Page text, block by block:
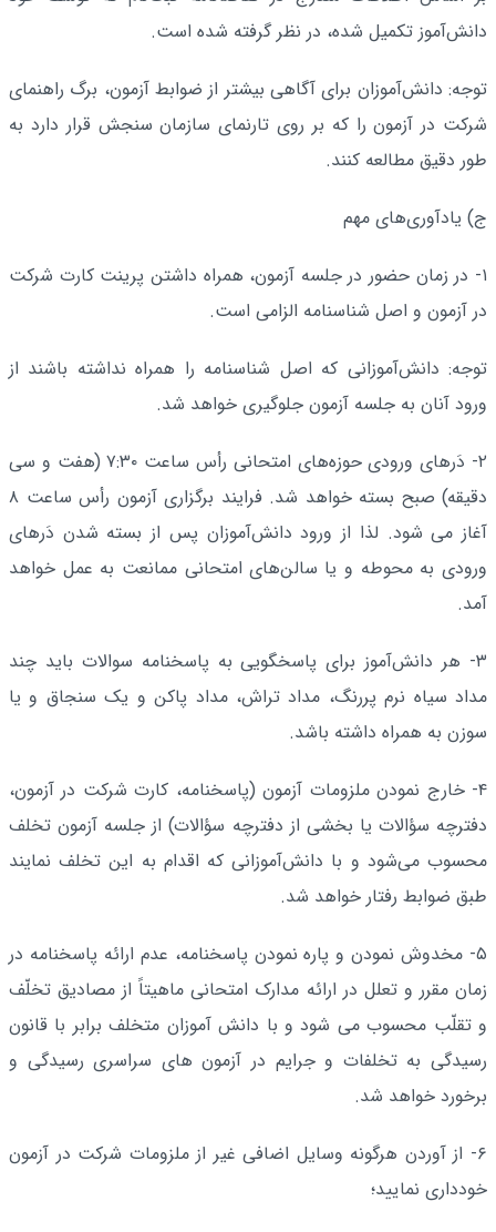
دانش‌آموز تکمیل شده، در نظر گرفته شده است.
توجه: دانش‌آموزان برای آگاهی بیشتر از ضوابط آزمون، برگ راهنمای
شرکت در آزمون را که بر روی تارنمای سازمان سنجش قرار دارد به
طور دقیق مطالعه کنند.
ج) یادآوری‌های مهم‌
۱- در زمان حضور در جلسه آزمون، همراه داشتن پرینت کارت شرکت
در آزمون‌ و اصل شناسنامه الزامی است.
توجه: دانش‌آموزانی که اصل شناسنامه را همراه نداشته باشند از
ورود آنان به جلسه آزمون جلوگیری خواهد شد.
۲- دَرهای ورودی حوزه‌های امتحانی رأس ساعت ۷:۳۰ (هفت و سی
دقیقه) صبح بسته خواهد شد. فرایند برگزاری آزمون رأس ساعت ۸
آغاز می شود. لذا از ورود دانش‌آموزان پس از بسته شدن دَرهای
ورودی به محوطه و یا سالن‌های امتحانی ممانعت به عمل خواهد
آمد.
۳- هر دانش‌آموز برای پاسخگویی به پاسخنامه سوالات باید چند
مداد سیاه نرم پررنگ، مداد تراش، مداد پاکن و یک سنجاق و یا
سوزن به همراه داشته باشد.
۴- خارج نمودن ملزومات آزمون (پاسخنامه، کارت شرکت در آزمون،
دفترچه سؤالات یا بخشی از دفترچه سؤالات) از جلسه آزمون تخلف
محسوب می‌شود و با دانش‌آموزانی که اقدام به این تخلف نمایند
طبق ضوابط رفتار خواهد شد.
۵- مخدوش نمودن و پاره نمودن پاسخنامه، عدم ارائه پاسخنامه در
زمان مقرر و تعلل در ارائه مدارک امتحانی ماهیتاً از مصادیق تخلّف
و تقلّب محسوب می شود و با دانش آموزان متخلف برابر با قانون
رسیدگی به تخلفات و جرایم در آزمون های سراسری رسیدگی و
برخورد خواهد شد.
۶- از آوردن هرگونه وسایل اضافی غیر از ملزومات شرکت در آزمون
خودداری نمایید؛